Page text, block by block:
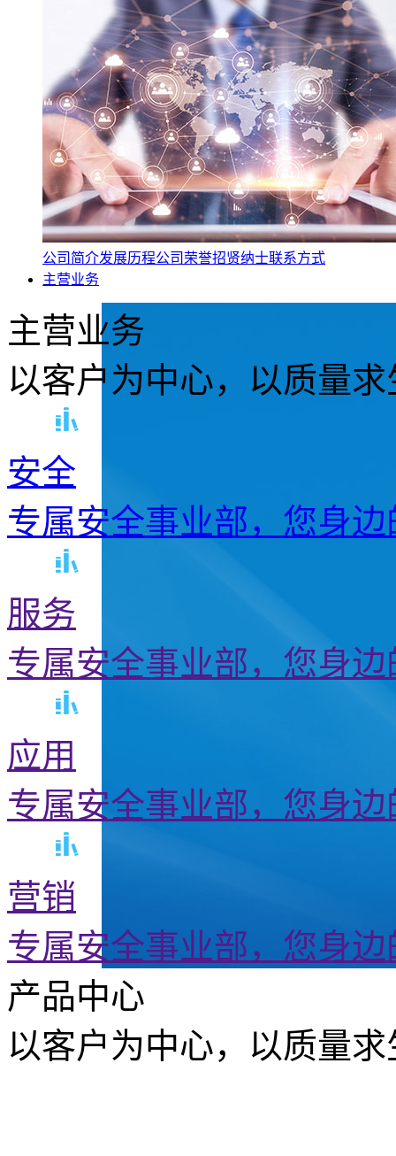
公司简介发展历程公司荣誉招贤纳士联系方式
主营业务
主营业务
以客户为中心，以质量求
安全
专属安全事业部，您身
服务
专属安全事业部，您身
应用
专属安全事业部，您身
营销
专属安全事业部，您身
产品中心
以客户为中心，以质量求